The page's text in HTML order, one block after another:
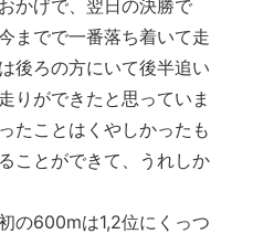
かげで、翌日の決勝で
までで一番落ち着いて走
後ろの方にいて後半追い
りができたと思っていま
たことはくやしかったも
ことができて、うれしか
の600mは1,2位にくっつ